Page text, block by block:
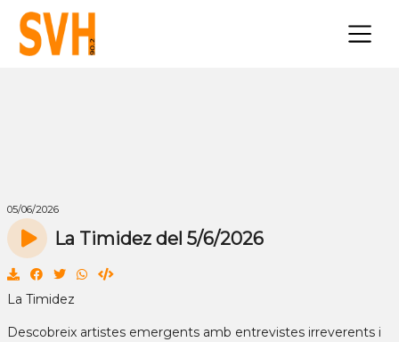
×
05/06/2026
La Timidez del 5/6/2026
La Timidez
Descobreix artistes emergents amb entrevistes irreverents i